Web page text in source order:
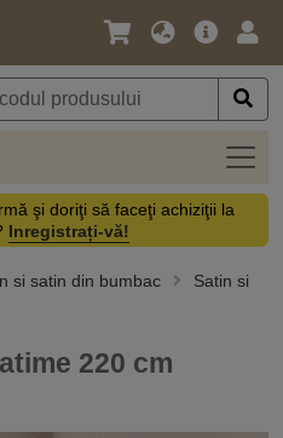
Limbă
Monedă
Meniul
şi doriţi să faceţi achiziţii la
Inregistrați-vă!
si satin din bumbac
Satin si
220 cm